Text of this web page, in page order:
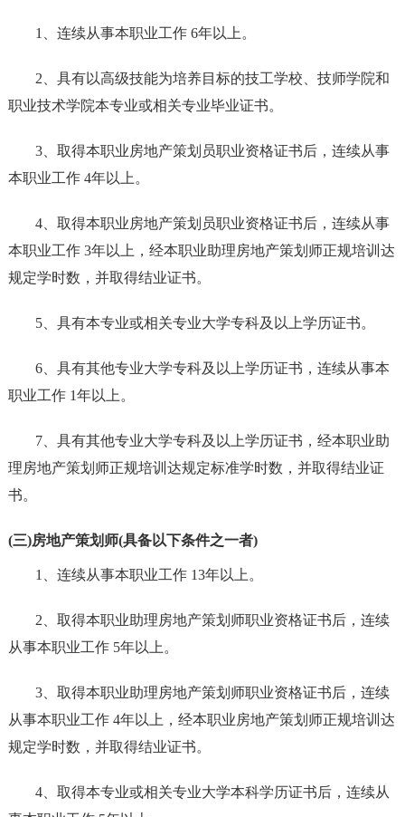
1、连续从事本职业工作 6年以上。
2、具有以高级技能为培养目标的技工学校、技师学院和
职业技术学院本专业或相关专业毕业证书。
3、取得本职业房地产策划员职业资格证书后，连续从事
本职业工作 4年以上。
4、取得本职业房地产策划员职业资格证书后，连续从事
本职业工作 3年以上，经本职业助理房地产策划师正规培训达
规定学时数，并取得结业证书。
5、具有本专业或相关专业大学专科及以上学历证书。
6、具有其他专业大学专科及以上学历证书，连续从事本
职业工作 1年以上。
7、具有其他专业大学专科及以上学历证书，经本职业助
理房地产策划师正规培训达规定标准学时数，并取得结业证
书。
(三)房地产策划师(具备以下条件之一者)
1、连续从事本职业工作 13年以上。
2、取得本职业助理房地产策划师职业资格证书后，连续
从事本职业工作 5年以上。
3、取得本职业助理房地产策划师职业资格证书后，连续
从事本职业工作 4年以上，经本职业房地产策划师正规培训达
规定学时数，并取得结业证书。
4、取得本专业或相关专业大学本科学历证书后，连续从